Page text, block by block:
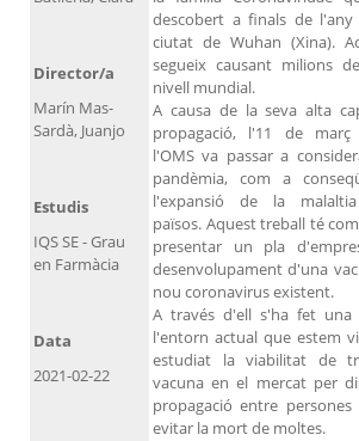
descobert a finals de l'any
ciutat de Wuhan (Xina).
segueix causant milions
nivell mundial.
A causa de la seva alta
propagació, l'11 de
l'OMS va passar a
pandèmia, com a
l'expansió de la
països. Aquest treball té
presentar un pla
desenvolupament d'una
nou coronavirus existent.
A través d'ell s'ha fet una
l'entorn actual que estem
estudiat la viabilitat de
vacuna en el mercat per
propagació entre
evitar la mort de moltes.
Director/a
Marín Mas-
Sardà, Juanjo
Estudis
IQS SE - Grau
en Farmàcia
Data
2021-02-22